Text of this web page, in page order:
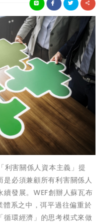
利害關係人資本主義」提
必須兼顧所有利害關係人
發展。WEF創辦人蘇瓦布
體系之中，弭平過往偏重於
循環經濟」的思考模式來做